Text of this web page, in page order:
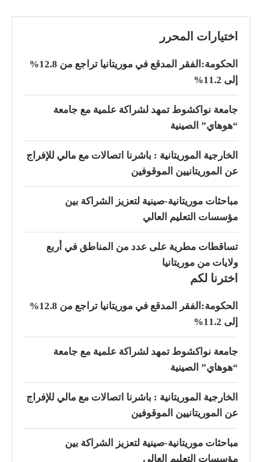
اختيارات المحرر
الحكومة:الفقر المدقع في موريتانيا تراجع من 12.8%
إلى 11.2%
جامعة نواكشوط تمهد لشراكة علمية مع جامعة
“هوهاي” الصينية
الخارجية الموريتانية : باشرنا اتصالات مع مالي للإفراج
عن الموريتانيين الموقوفين
مباحثات موريتانية-صينية لتعزيز الشراكة بين
مؤسسات التعليم العالي
تساقطات مطرية على عدد من المناطق في أربع
ولايات من موريتانيا
اخترنا لكم
الحكومة:الفقر المدقع في موريتانيا تراجع من 12.8%
إلى 11.2%
جامعة نواكشوط تمهد لشراكة علمية مع جامعة
“هوهاي” الصينية
الخارجية الموريتانية : باشرنا اتصالات مع مالي للإفراج
عن الموريتانيين الموقوفين
مباحثات موريتانية-صينية لتعزيز الشراكة بين
مؤسسات التعليم العالي